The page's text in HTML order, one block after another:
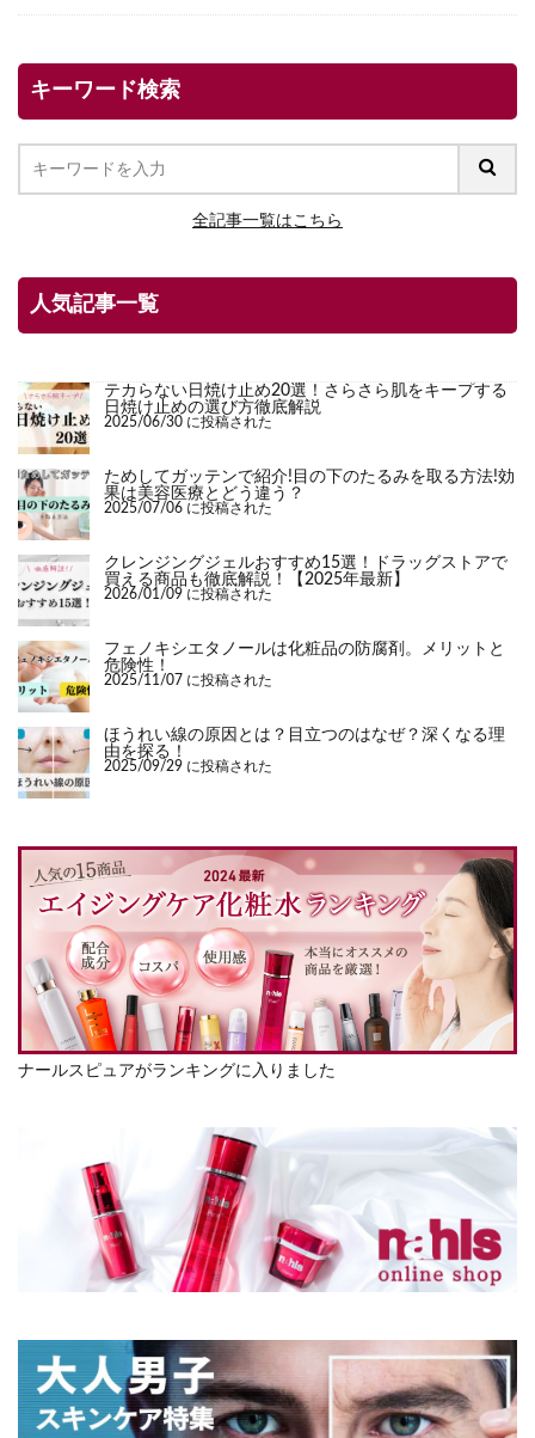
キーワード検索
全記事一覧はこちら
人気記事一覧
テカらない日焼け止め20選！さらさら肌をキープする
日焼け止めの選び方徹底解説
2025/06/30 に投稿された
ためしてガッテンで紹介!目の下のたるみを取る方法!効
果は美容医療とどう違う？
2025/07/06 に投稿された
クレンジングジェルおすすめ15選！ドラッグストアで
買える商品も徹底解説！【2025年最新】
2026/01/09 に投稿された
フェノキシエタノールは化粧品の防腐剤。メリットと
危険性！
2025/11/07 に投稿された
ほうれい線の原因とは？目立つのはなぜ？深くなる理
由を探る！
2025/09/29 に投稿された
ナールスピュアがランキングに入りました